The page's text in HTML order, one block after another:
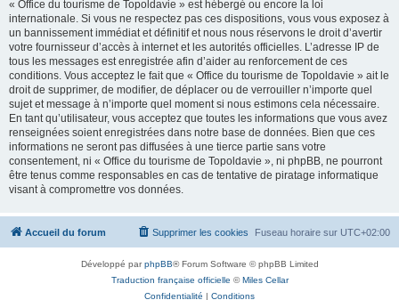
« Office du tourisme de Topoldavie » est hébergé ou encore la loi
internationale. Si vous ne respectez pas ces dispositions, vous vous exposez à
un bannissement immédiat et définitif et nous nous réservons le droit d’avertir
votre fournisseur d’accès à internet et les autorités officielles. L’adresse IP de
tous les messages est enregistrée afin d’aider au renforcement de ces
conditions. Vous acceptez le fait que « Office du tourisme de Topoldavie » ait le
droit de supprimer, de modifier, de déplacer ou de verrouiller n’importe quel
sujet et message à n’importe quel moment si nous estimons cela nécessaire.
En tant qu’utilisateur, vous acceptez que toutes les informations que vous avez
renseignées soient enregistrées dans notre base de données. Bien que ces
informations ne seront pas diffusées à une tierce partie sans votre
consentement, ni « Office du tourisme de Topoldavie », ni phpBB, ne pourront
être tenus comme responsables en cas de tentative de piratage informatique
visant à compromettre vos données.
Accueil du forum Fuseau horaire sur UTC+02:00
Supprimer les cookies
Développé parphpBB® Forum Software © phpBB Limited
Traduction française officielle ©Miles Cellar
Confidentialité | Conditions